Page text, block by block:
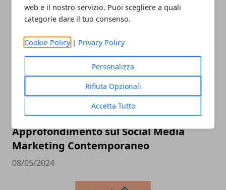
web e il nostro servizio. Puoi scegliere a quali
categorie dare il tuo consenso.
Cookie Policy | Privacy Policy
Personalizza
Rifiuta Opzionali
Accetta Tutto
ARTICOLI CORRELATI
L'Arte del Coinvolgimento Online: Un
Approfondimento sul Social Media
Marketing Contemporaneo
08/05/2024